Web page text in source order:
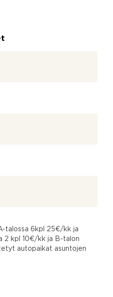
talossa 6kpl 25€/kk ja
2 kpl 10€/kk ja B-talon
autopaikat asuntojen